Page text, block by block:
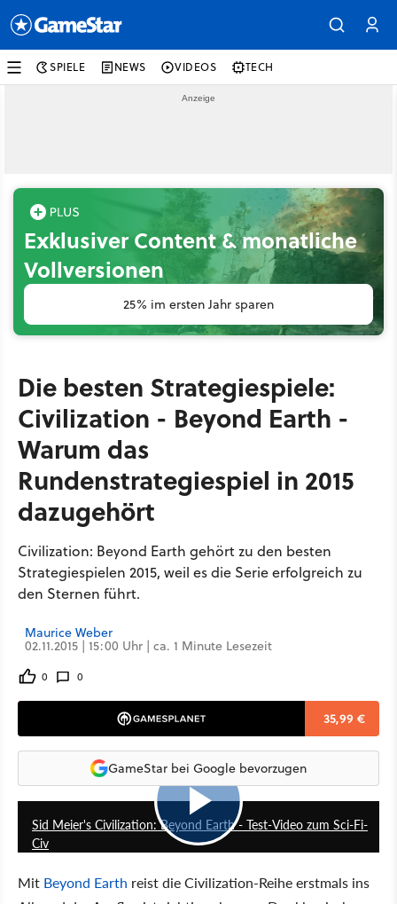
SPIELE NEWS VIDEOS TECH
Exklusiver Content & monatliche
Vollversionen
25% im ersten Jahr sparen
Die besten Strategiespiele:
Civilization - Beyond Earth -
Warum das
Rundenstrategiespiel in 2015
dazugehört
Civilization: Beyond Earth gehört zu den besten
Strategiespielen 2015, weil es die Serie erfolgreich zu
den Sternen führt.
Maurice Weber
02.11.2015 | 15:00 Uhr | ca. 1 Minute Lesezeit
0 0
35,99 €
GameStar bei Google bevorzugen
16:28
Sid Meier's Civilization: Beyond Earth - Test-Video zum Sci-Fi-
Civ
Mit Beyond Earth reist die Civilization-Reihe erstmals ins